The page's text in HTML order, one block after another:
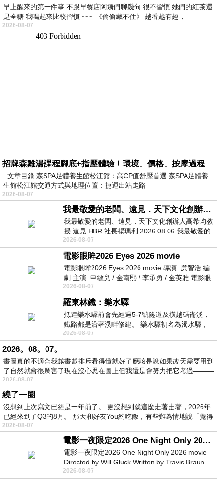
早上醒來的第一件事 不跟早餐店阿姨們聊幾句 很不習慣 她們的紅茶還
是全糖 我喝起來比較習慣 ~~~ 《偷偷藏不住》 越看越有趣，
2026-08-07
招牌森雞湯課程腳底+指壓體驗！環境、價格、按摩過程全紀錄，森SPA足體養生館松江館最新價格表
文章目錄 森SPA足體養生館松江館：高CP值舒壓首選 森SPA足體養
生館松江館交通方式與地理位置：捷運出站走路
2026-08-07
我最敬愛的老闆、遠見．天下文化創辦人高希均教授
我最敬愛的老闆、遠見．天下文化創辦人高希均教
授 遠見 HBR 社長楊瑪利 2026.08.06 我最敬愛的
老闆、遠見．天下文化創辦人高希均教
2026-08-07
電影眼眸2026 Eyes 2026 movie
電影眼眸2026 Eyes 2026 movie 導演: 廉智浩 編
劇 主演: 申敏兒 / 金南熙 / 李承勇 / 金英雅 電影眼
眸2026描述攝影師徐珍因遺
2026-08-07
羅東林鐵：樂水驛
抵達樂水驛前會先經過5-7號隧道及橫越碼崙溪，
鐵路都是沿著溪畔修建。 樂水驛初名為濁水驛，
但因與臺鐵集集線車站同名，於1953
2026-08-07
2026。08。07。
畫圖真的不適合我越畫越排斥看得懂就好了應該是說如果改天需要用到
了自然就會很厲害了現在沒心思在圖上但我還是會努力把它考過———
2026-08-07
繞了一圈
沒想到上次寫文已經是一年前了。 更沒想到就這麼走著走著，2026年
已經來到了Q3的8月。 那天和好友You約吃飯，有些難為情地說「覺得
2026-08-07
電影一夜限定2026 One Night Only 2026 movie
電影一夜限定2026 One Night Only 2026 movie
Directed by Will Gluck Written by Travis Braun
Starring Monica Barbaro
2026-08-07